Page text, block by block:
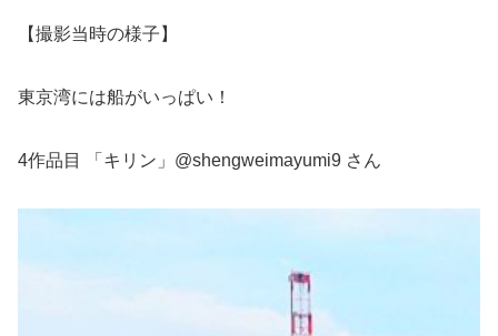
【撮影当時の様子】
東京湾には船がいっぱい！
4作品目 「キリン」@shengweimayumi9 さん